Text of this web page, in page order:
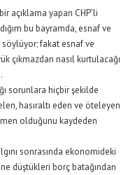
açıklama yapan CHP’li
bu bayramda, esnaf ve
söylüyor; fakat esnaf ve
çıkmazdan nasıl kurtulacağı
sorunlara hiçbir şekilde
hasıraltı eden ve öteleyen
olduğunu kaydeden
sonrasında ekonomideki
düştükleri borç batağından